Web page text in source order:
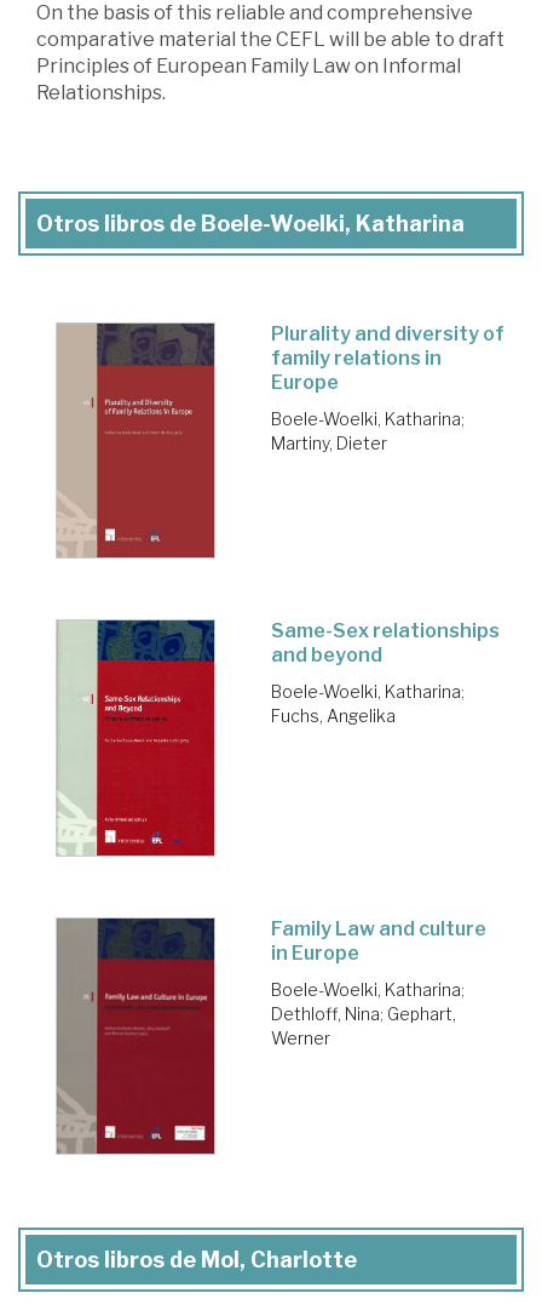
On the basis of this reliable and comprehensive
comparative material the CEFL will be able to draft
Principles of European Family Law on Informal
Relationships.
Otros libros de Boele-Woelki, Katharina
Plurality and diversity of
family relations in
Europe
Boele-Woelki, Katharina;
Martiny, Dieter
Same-Sex relationships
and beyond
Boele-Woelki, Katharina;
Fuchs, Angelika
Family Law and culture
in Europe
Boele-Woelki, Katharina;
Dethloff, Nina; Gephart,
Werner
Otros libros de Mol, Charlotte